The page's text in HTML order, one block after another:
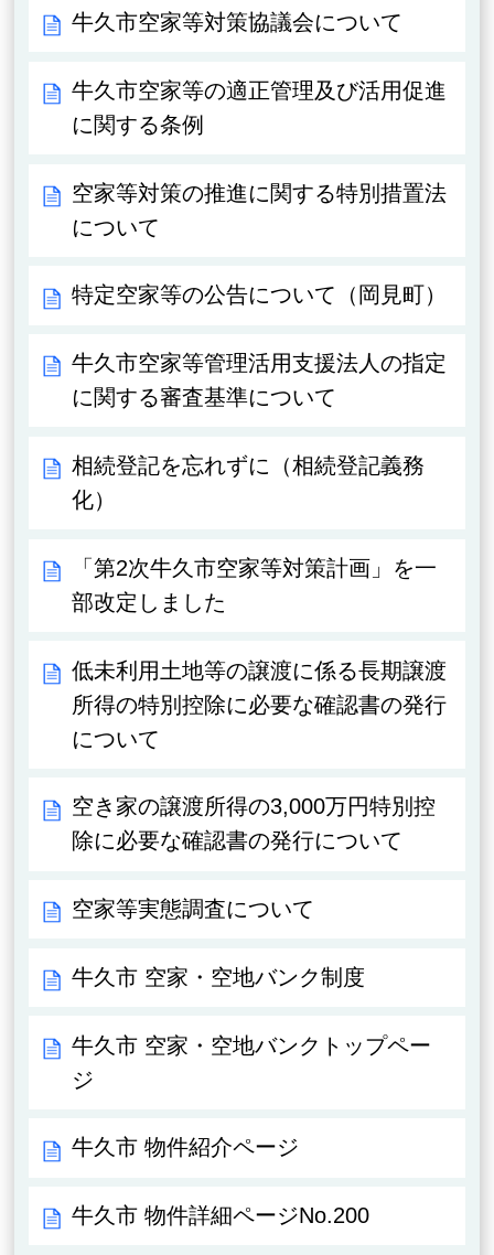
牛久市空家等対策協議会について
牛久市空家等の適正管理及び活用促進
に関する条例
空家等対策の推進に関する特別措置法
について
特定空家等の公告について（岡見町）
牛久市空家等管理活用支援法人の指定
に関する審査基準について
相続登記を忘れずに（相続登記義務
化）
「第2次牛久市空家等対策計画」を一
部改定しました
低未利用土地等の譲渡に係る長期譲渡
所得の特別控除に必要な確認書の発行
について
空き家の譲渡所得の3,000万円特別控
除に必要な確認書の発行について
空家等実態調査について
牛久市 空家・空地バンク制度
牛久市 空家・空地バンクトップペー
ジ
牛久市 物件紹介ページ
牛久市 物件詳細ページNo.200